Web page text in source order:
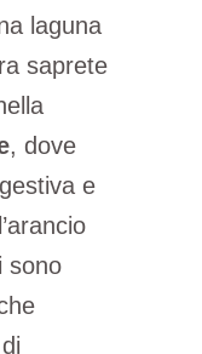
laguna
saprete
, dove
e
sono